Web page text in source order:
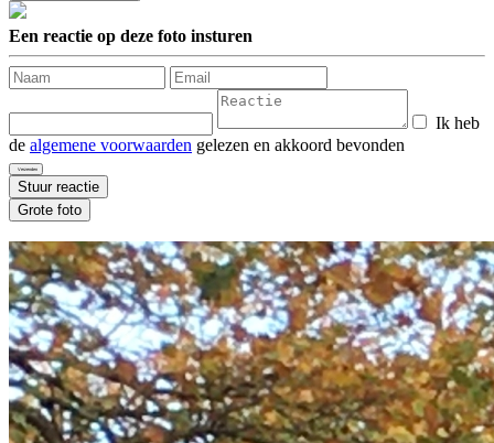
Een reactie op deze foto insturen
Ik heb
de algemene voorwaarden gelezen en akkoord bevonden